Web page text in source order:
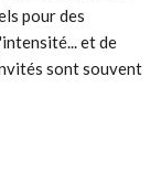
pour des
et de
sont souvent